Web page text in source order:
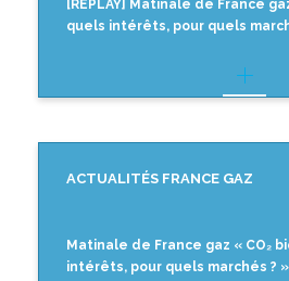
[REPLAY] Matinale de France
quels intérêts, pour quels
ACTUALITÉS FRANCE GAZ
Matinale de France gaz « CO₂
intérêts, pour quels marchés ? »